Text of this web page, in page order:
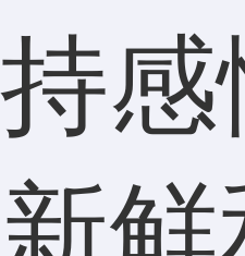
持感